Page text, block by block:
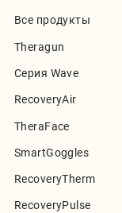
Все продукты
Theragun
Серия Wave
RecoveryAir
TheraFace
SmartGoggles
RecoveryTherm
RecoveryPulse